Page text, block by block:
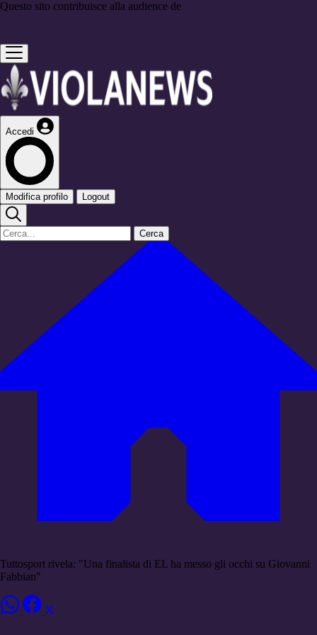
Questo sito contribuisce alla audience de
Accedi
Modifica profilo Logout
Cerca
Tuttosport rivela: "Una finalista di EL ha messo gli occhi su Giovanni
Fabbian"